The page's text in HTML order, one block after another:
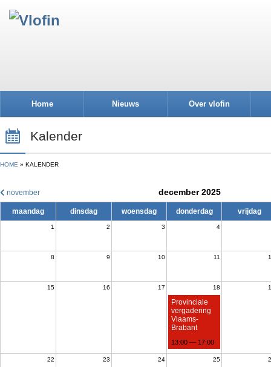
Home Nieuws Over vlofin
Kalender
HOME KALENDER
november december 2025
maandag dinsdag woensdag donderdag vrijdag
1 2 3 4
8 9 10 11
15 16 17 18
Provinciale
vergadering
Vlaams-
Brabant
13:00 — 17:00
22 23 24 25